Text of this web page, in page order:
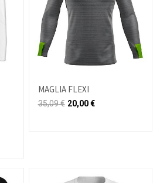
MAGLIA FLEXI
35,09€ 20,00€